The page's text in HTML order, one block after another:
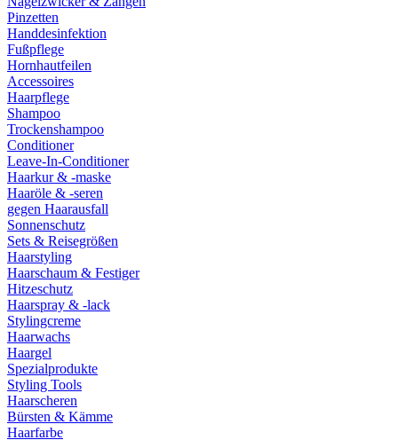
Pinzetten
Handdesinfektion
Fußpflege
Hornhautfeilen
Accessoires
Haarpflege
Shampoo
Trockenshampoo
Conditioner
Leave-In-Conditioner
Haarkur & -maske
Haaröle & -seren
gegen Haarausfall
Sonnenschutz
Sets & Reisegrößen
Haarstyling
Haarschaum & Festiger
Hitzeschutz
Haarspray & -lack
Stylingcreme
Haarwachs
Haargel
Spezialprodukte
Styling Tools
Haarscheren
Bürsten & Kämme
Haarfarbe